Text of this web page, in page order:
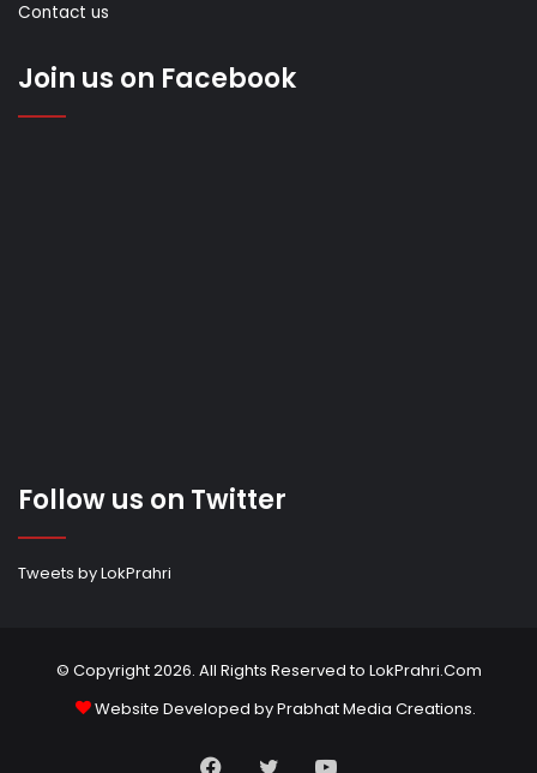
Contact us
Join us on Facebook
Follow us on Twitter
Tweets by LokPrahri
© Copyright 2026. All Rights Reserved to LokPrahri.Com
Website Developed byPrabhat Media Creations.